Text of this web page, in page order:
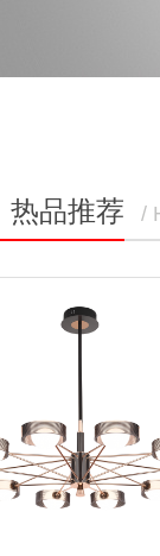
热品推荐 /